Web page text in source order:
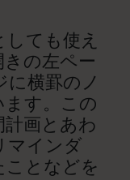
ても使え
の左ペー
に横罫のノ
す。この
画とあわ
マインダ
となどを